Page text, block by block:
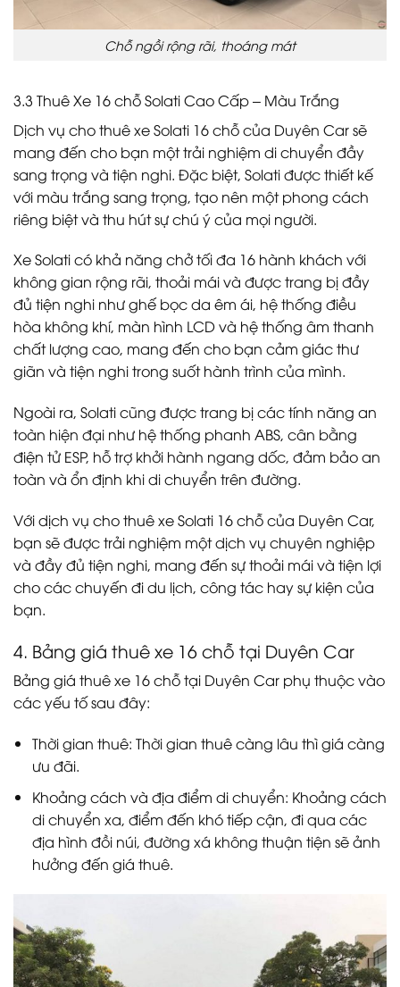
Chỗ ngồi rộng rãi, thoáng mát
3.3 Thuê Xe 16 chỗ Solati Cao Cấp – Màu Trắng
Dịch vụ cho thuê xe Solati 16 chỗ của Duyên Car sẽ
mang đến cho bạn một trải nghiệm di chuyển đầy
sang trọng và tiện nghi. Đặc biệt, Solati được thiết kế
với màu trắng sang trọng, tạo nên một phong cách
riêng biệt và thu hút sự chú ý của mọi người.
Xe Solati có khả năng chở tối đa 16 hành khách với
không gian rộng rãi, thoải mái và được trang bị đầy
đủ tiện nghi như ghế bọc da êm ái, hệ thống điều
hòa không khí, màn hình LCD và hệ thống âm thanh
chất lượng cao, mang đến cho bạn cảm giác thư
giãn và tiện nghi trong suốt hành trình của mình.
Ngoài ra, Solati cũng được trang bị các tính năng an
toàn hiện đại như hệ thống phanh ABS, cân bằng
điện tử ESP, hỗ trợ khởi hành ngang dốc, đảm bảo an
toàn và ổn định khi di chuyển trên đường.
Với dịch vụ cho thuê xe Solati 16 chỗ của Duyên Car,
bạn sẽ được trải nghiệm một dịch vụ chuyên nghiệp
và đầy đủ tiện nghi, mang đến sự thoải mái và tiện lợi
cho các chuyến đi du lịch, công tác hay sự kiện của
bạn.
4. Bảng giá thuê xe 16 chỗ tại Duyên Car
Bảng giá thuê xe 16 chỗ tại Duyên Car phụ thuộc vào
các yếu tố sau đây:
Thời gian thuê: Thời gian thuê càng lâu thì giá càng
ưu đãi.
Khoảng cách và địa điểm di chuyển: Khoảng cách
di chuyển xa, điểm đến khó tiếp cận, đi qua các
địa hình đồi núi, đường xá không thuận tiện sẽ ảnh
hưởng đến giá thuê.